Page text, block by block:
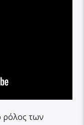
ρόλος των